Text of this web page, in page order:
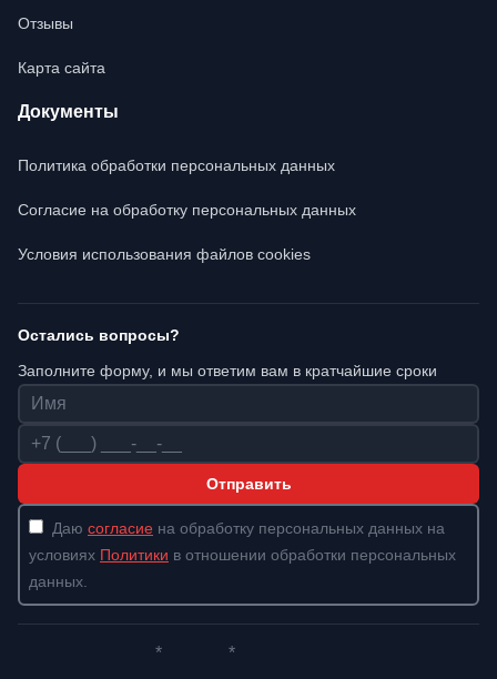
Отзывы
Карта сайта
Документы
Политика обработки персональных данных
Согласие на обработку персональных данных
Условия использования файлов cookies
Остались вопросы?
Заполните форму, и мы ответим вам в кратчайшие сроки
Имя
Телефон
Отправить
Даю согласие на обработку персональных данных на
условиях Политики в отношении обработки персональных
данных.
* *